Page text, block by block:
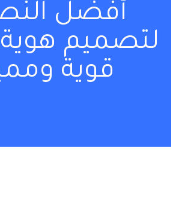
أفضل
لتصميم هوية
قوية